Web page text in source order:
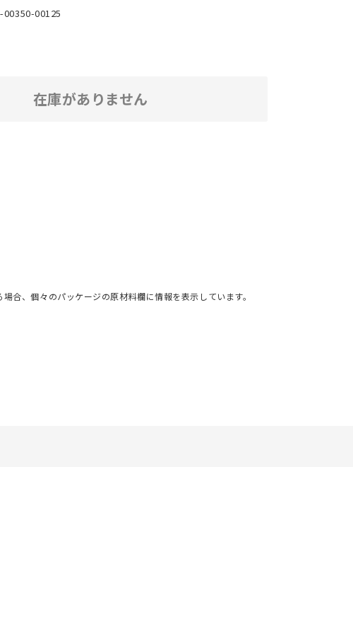
00350-00125
在庫がありません
合、個々のパッケージの原材料欄に情報を表示しています。